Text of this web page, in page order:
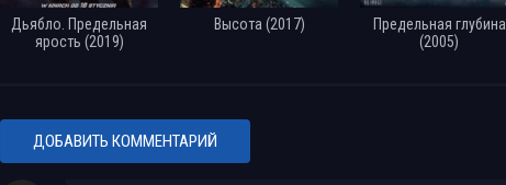
Дьябло. Предельная
ярость (2019)
Высота (2017)
Предельная глубина
(2005)
ДОБАВИТЬ КОММЕНТАРИЙ